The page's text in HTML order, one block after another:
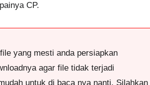
CP.
yang mesti anda persiapkan
agar file tidak terjadi
untuk di baca nya nanti. Silahkan